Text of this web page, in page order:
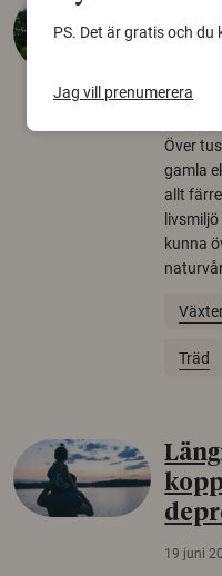
Över
gamla
allt
kunna
Träd
19 juni
PS. Det är gratis och du
Jag vill prenumerera